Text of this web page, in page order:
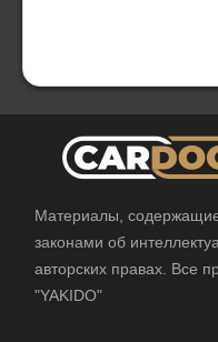
Материалы,
законами об
авторских правах. Все
"YAKIDO"